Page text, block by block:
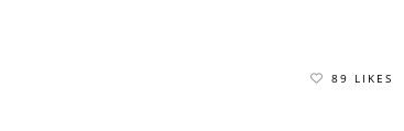
89 LIKES